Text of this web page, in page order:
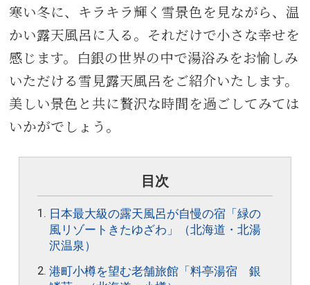
寒い冬に、キラキラ輝く雪景色を見ながら、温
かい露天風呂に入る。それだけで小さな幸せを
感じます。白銀の世界の中で湯浴みをお愉しみ
いただける雪見露天風呂をご紹介いたします。
美しい景色と共に贅沢な時間を過ごしてみては
いかがでしょう。
目次
日本最大級の露天風呂が自慢の宿「緑の
風リゾートきたゆざわ」（北海道・北湯
沢温泉）
港町小樽を望む老舗旅館「料亭湯宿 銀